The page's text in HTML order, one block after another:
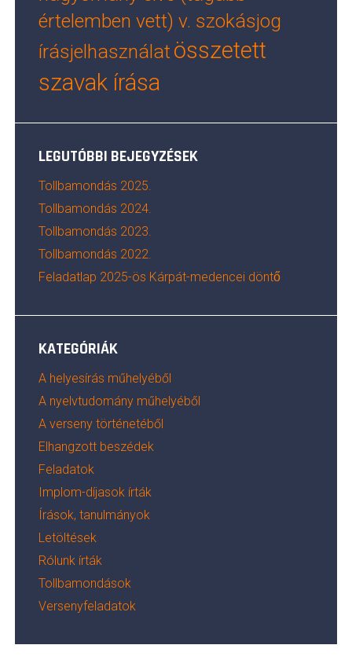
értelemben vett) v. szokásjog
írásjelhasználatösszetett
szavak írása
LEGUTÓBBI BEJEGYZÉSEK
Tollbamondás 2025.
Tollbamondás 2024.
Tollbamondás 2023.
Tollbamondás 2022.
Feladatlap 2025-ös Kárpát-medencei döntő
KATEGÓRIÁK
A helyesírás műhelyéből
A nyelvtudomány műhelyéből
A verseny történetéből
Elhangzott beszédek
Feladatok
Implom-díjasok írták
Írások, tanulmányok
Letöltések
Rólunk írták
Tollbamondások
Versenyfeladatok